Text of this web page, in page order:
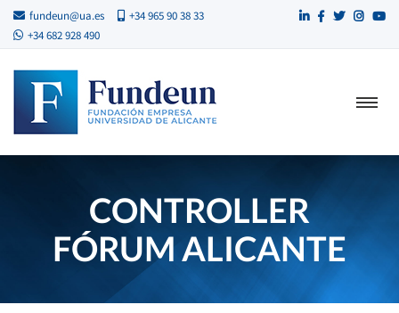
fundeun@ua.es
+34 965 90 38 33
+34 682 928 490
CONTROLLER
FÓRUM ALICANTE